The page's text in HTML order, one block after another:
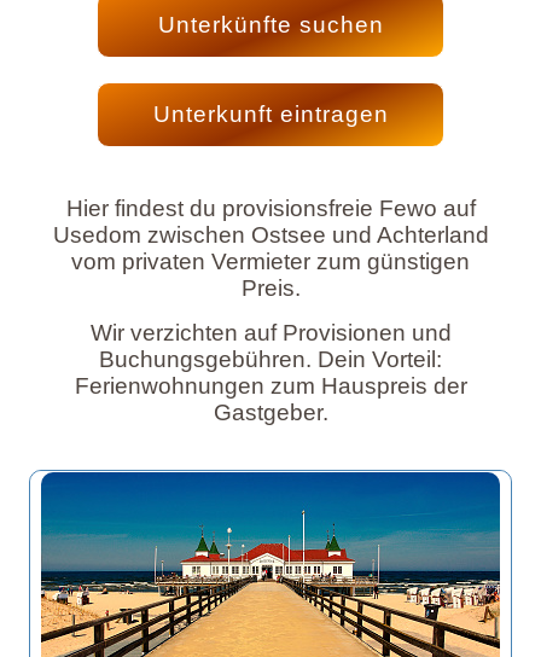
Unterkünfte suchen
Unterkunft eintragen
Hier findest du provisionsfreie Fewo auf
Usedom zwischen Ostsee und Achterland
vom privaten Vermieter zum günstigen
Preis.
Wir verzichten auf Provisionen und
Buchungsgebühren. Dein Vorteil:
Ferienwohnungen zum Hauspreis der
Gastgeber.